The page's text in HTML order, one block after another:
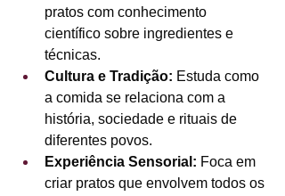
pratos com conhecimento
científico sobre ingredientes e
técnicas.
Cultura e Tradição: Estuda como
a comida se relaciona com a
história, sociedade e rituais de
diferentes povos.
Experiência Sensorial: Foca em
criar pratos que envolvem todos os